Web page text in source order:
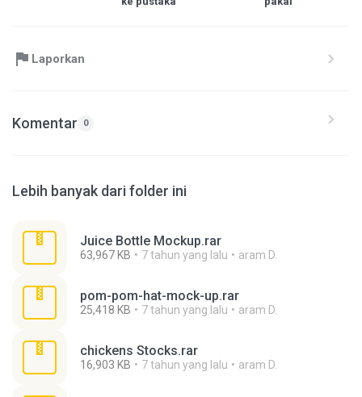
Laporkan
Komentar 0
Lebih banyak dari folder ini
Juice Bottle Mockup.rar
63,967 KB 7 tahun yang lalu aram D.
pom-pom-hat-mock-up.rar
25,418 KB 7 tahun yang lalu aram D.
chickens Stocks.rar
16,903 KB 7 tahun yang lalu aram D.